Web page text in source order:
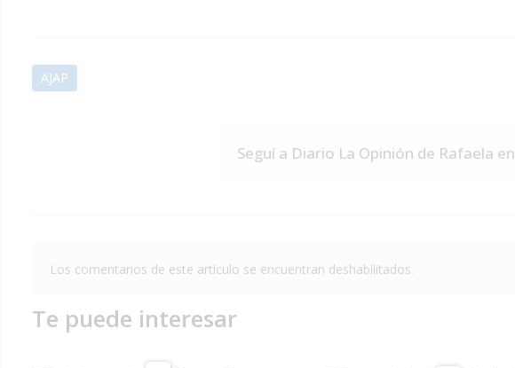
AJAP
Seguí a Diario La Opinión de Rafaela en
Los comentarios de este artículo se encuentran deshabilitados.
Te puede interesar